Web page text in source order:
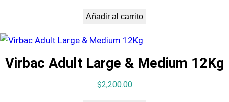
Añadir al carrito
Virbac Adult Large & Medium 12Kg
$2,200.00